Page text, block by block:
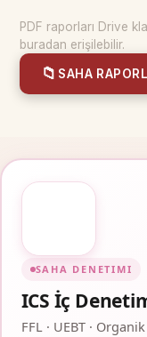
PDF raporları Drive
buradan erişilebilir.
📁 SAHA
SAHA DENETIMI
ICS İç
FFL · UEBT ·